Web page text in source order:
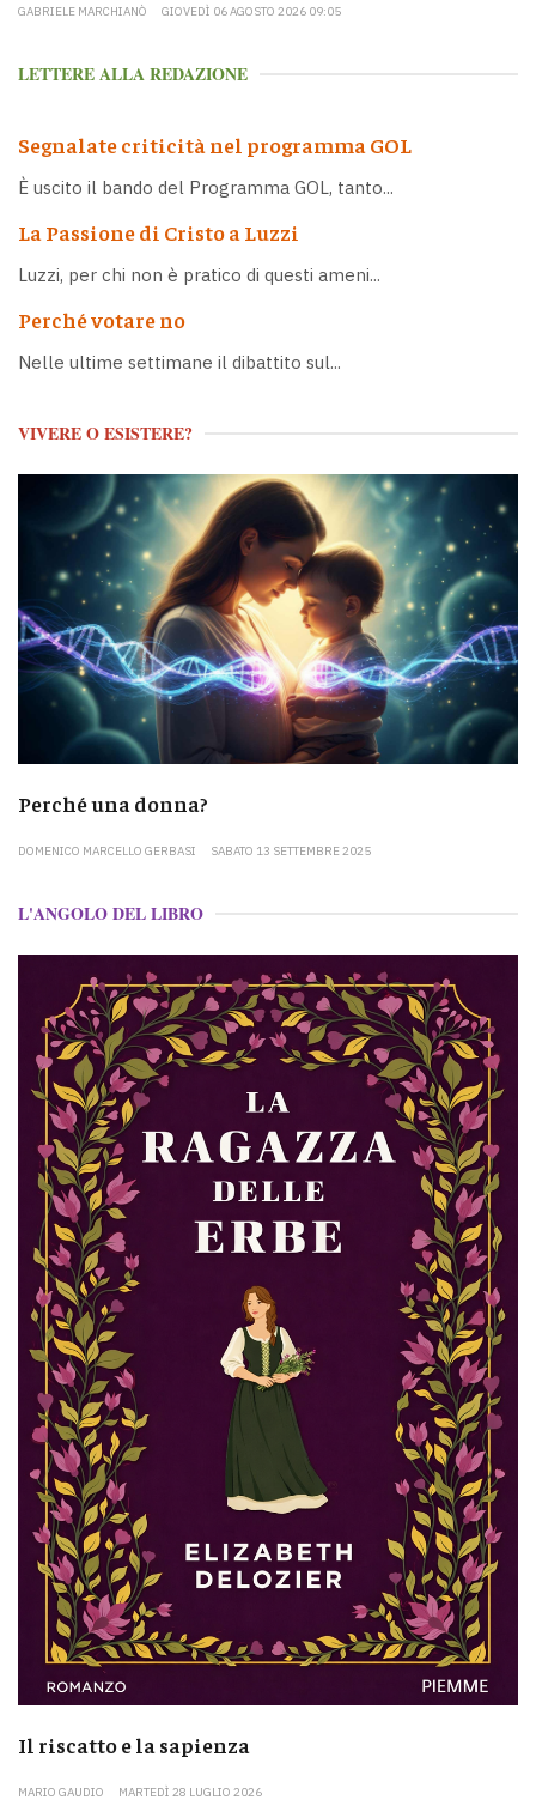
GABRIELE MARCHIANÒ GIOVEDÌ 06 AGOSTO 2026 09:05
LETTERE ALLA REDAZIONE
Segnalate criticità nel programma GOL
È uscito il bando del Programma GOL, tanto...
La Passione di Cristo a Luzzi
Luzzi, per chi non è pratico di questi ameni...
Perché votare no
Nelle ultime settimane il dibattito sul...
VIVERE O ESISTERE?
Perché una donna?
DOMENICO MARCELLO GERBASI SABATO 13 SETTEMBRE 2025
L'ANGOLO DEL LIBRO
Il riscatto e la sapienza
MARIO GAUDIO MARTEDÌ 28 LUGLIO 2026